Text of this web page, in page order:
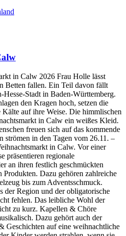
in Calw 2026 Frau Holle lässt
Betten fallen. Ein Teil davon fällt
Stadt in Baden-Württemberg.
den Kragen hoch, setzen die
auf ihre Weise. Die himmlischen
in Calw ein weißes Kleid.
freuen sich auf das kommende
strömen in den Tagen vom 26.11. –
in Calw. Vor einer
präsentieren regionale
an ihren festlich geschmückten
Produkten. Dazu gehören zahlreiche
bis zum Adventsschmuck.
der Region und der obligatorische
fehlen. Das leibliche Wohl der
zu kurz. Kapellen & Chöre
Dazu gehört auch der
Geschichten auf eine weihnachtliche